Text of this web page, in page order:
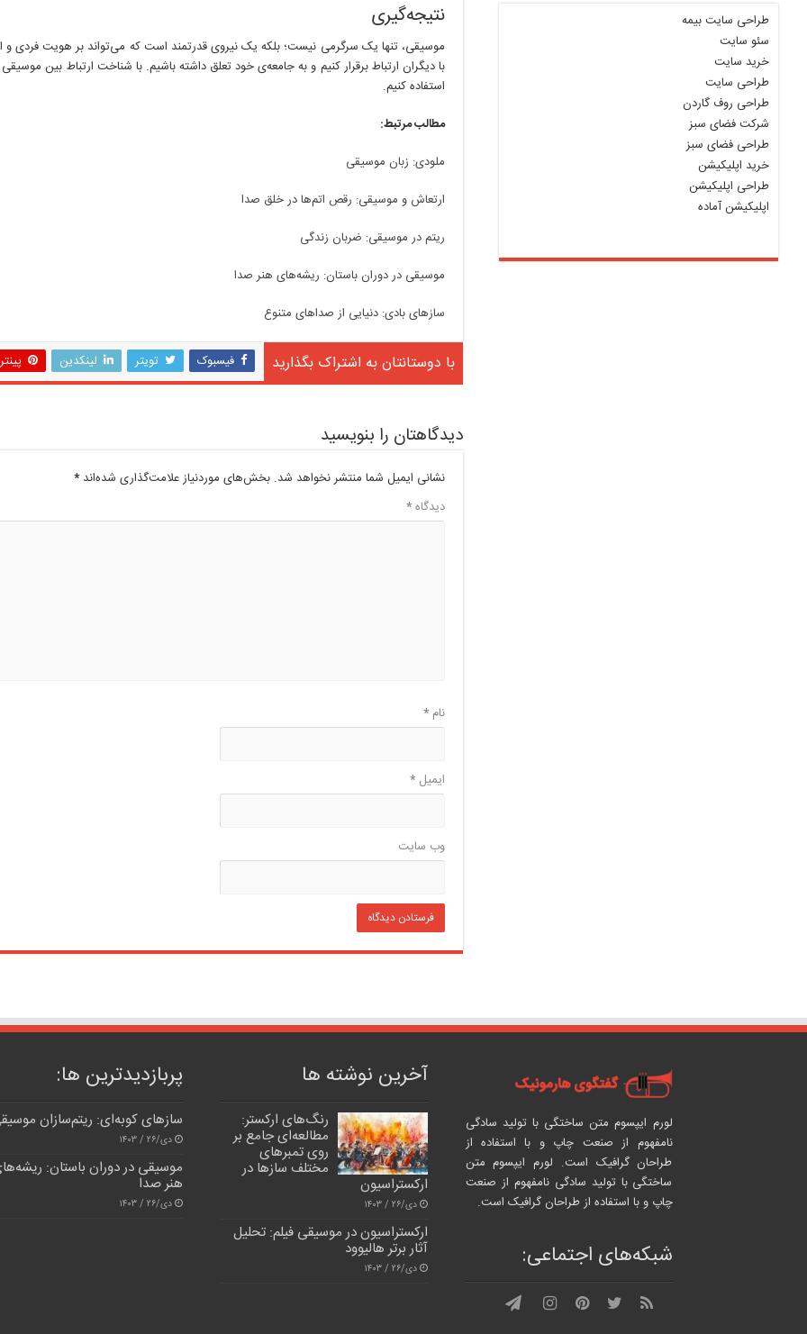
نتیجه‌گیری
موسیقی، تنها یک سرگرمی نیست؛ بلکه یک نیروی قدرتمند است که می‌تواند بر هویت فردی و
با دیگران ارتباط برقرار کنیم و به جامعه‌ی خود تعلق داشته باشیم. با شناخت ارتباط بین
استفاده کنیم.
مطالب مرتبط:
ملودی: زبان موسیقی
ارتعاش و موسیقی: رقص اتم‌ها در خلق صدا
ریتم در موسیقی: ضربان زندگی
موسیقی در دوران باستان: ریشه‌های هنر صدا
سازهای بادی: دنیایی از صداهای متنوع
با دوستانتان به اشتراک بگذارید فیسبوک تویتر لینکدین
دیدگاهتان را بنویسید
نشانی ایمیل شما منتشر نخواهد شد. بخش‌های موردنیاز علامت‌گذاری شده‌اند*
دیدگاه*
نام*
ایمیل*
وب‌ سایت
طراحی سایت بیمه
سئو سایت
خرید سایت
طراحی سایت
طراحی روف گاردن
شرکت فضای سبز
طراحی فضای سبز
خرید اپلیکیشن
طراحی اپلیکیشن
اپلیکیشن آماده
لورم ایپسوم متن ساختگی با تولید سادگی
نامفهوم از صنعت چاپ و با استفاده از
طراحان گرافیک است. لورم ایپسوم متن
ساختگی با تولید سادگی نامفهوم از صنعت
چاپ و با استفاده از طراحان گرافیک است.
شبکه‌های اجتماعی:
آخرین نوشته ها
رنگ‌های ارکستر:
مطالعه‌ای جامع بر
روی تمبرهای
مختلف سازها در
ارکستراسیون
دی/۲۶ / ۱۴۰۳
ارکستراسیون در موسیقی فیلم: تحلیل
آثار برتر هالیوود
دی/۲۶ / ۱۴۰۳
پربازدیدترین‌ ها:
سازهای کوبه‌ای: ریتم‌سازان
دی/۲۶ / ۱۴۰۳
موسیقی در دوران باستان:
هنر صدا
دی/۲۶ / ۱۴۰۳